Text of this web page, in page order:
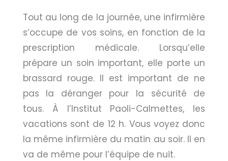
Tout au long de la journée, une infirmière
s’occupe de vos soins, en fonction de la
prescription médicale. Lorsqu’elle
prépare un soin important, elle porte un
brassard rouge. Il est important de ne
pas la déranger pour la sécurité de
tous. À l’Institut Paoli-Calmettes, les
vacations sont de 12 h. Vous voyez donc
la même infirmière du matin au soir. Il en
va de même pour l’équipe de nuit.